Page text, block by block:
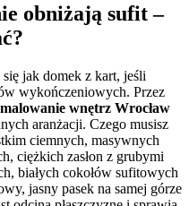
obniżają sufit –
jak domek z kart, jeśli
wykończeniowych. Przez
malowanie wnętrz Wrocław
aranżacji. Czego musisz
ciemnych, masywnych
ciężkich zasłon z grubymi
białych cokołów sufitowych
jasny pasek na samej górze